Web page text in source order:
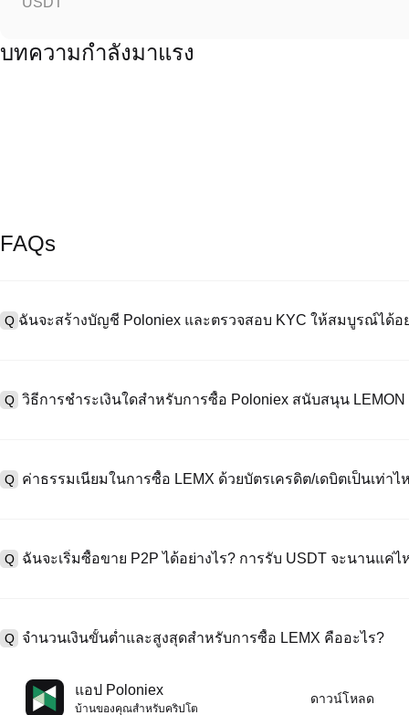
บทความกำลังมาแรง
FAQs
Q ฉันจะสร้างบัญชี Poloniex และตรวจสอบ KYC ให้สมบูรณ์ได้อ
"ความปลอดภัย" อัปโหลดเอกสาร Id ที่ถูกต้องของคุณ และถ่ายเซลฟี่เ
Q วิธีการชำระเงินใดสำหรับการซื้อ Poloniex สนับสนุน LEMON
ซื้อขาย OTC สำหรับธุรกรรมขนาดใหญ่เกิน 100,000 USD พร้อมใบเสนอ
Q ค่าธรรมเนียมในการซื้อ LEMX ด้วยบัตรเครดิต/เดบิตเป็นเท่าไ
ธรรมเนียมการซื้อขายแบบสปอตมาตรฐาน (ต่ำถึง 0.05%) ใช้กับการซื้อขา
Q ฉันจะเริ่มซื้อขาย P2P ได้อย่างไร? การรับ USDT จะนานแค่ไ
กับวิธีการชำระเงินและเวลาตอบสนองของผู้ขาย
Q จำนวนเงินขั้นต่ำและสูงสุดสำหรับการซื้อ LEMX คืออะไร?
ขีดจำกัดขั้นต่ำและสูงสุดแตกต่างกันขึ้นอยู่กับวิธีการซื้อและระดับการ
ดอลลาร์โดยสูงสุดขึ้นอยู่กับผู้ให้บริการ ผู้ขาย P2P ส่วนใหญ่มีข้อกำหนดก
แอป Poloniex
บ้านของคุณสําหรับคริปโต
ดาวน์โหลด